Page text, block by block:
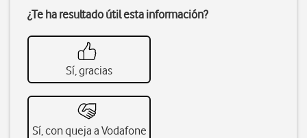
¿Te ha resultado útil esta información?
Sí, gracias
Sí, con queja a Vodafone